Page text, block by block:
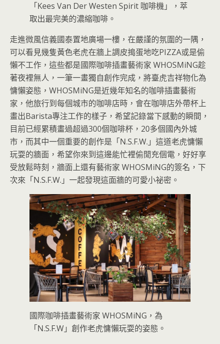
「Kees Van Der Westen Spirit 咖啡機」，萃
取出最完美的濃縮咖啡。
走進微風信義國泰置地廣場一樓，在嚴謹的氛圍的一隅，
可以看見幾隻黃色老虎在牆上調皮搗蛋地吃PIZZA或是偷
懶不工作，這些都是國際咖啡插畫藝術家 WHOSMiNG趁
著夜裡無人，一筆一畫獨自創作完成，將臺虎吉祥物化為
慵懶姿態，WHOSMiNG是近幾年知名的咖啡插畫藝術
家，他旅行到每個城市的咖啡店時，會在咖啡店外帶杯上
畫出Barista專注工作的樣子，希望記錄當下感動的瞬間，
目前已經累積畫過超過300個咖啡杯，20多個國內外城
市，而其中一個重要的創作是「N.S.F.W.」這道老虎慵懶
玩耍的牆面，希望你來到這邊能忙裡偷閒充個電，好好享
受放鬆時刻，牆面上還有藝術家 WHOSMiNG的簽名，下
次來「N.S.F.W.」一起發現這面牆的可愛小祕密。
國際咖啡插畫藝術家 WHOSMiNG，為
「N.S.F.W」創作老虎慵懶玩耍的姿態。